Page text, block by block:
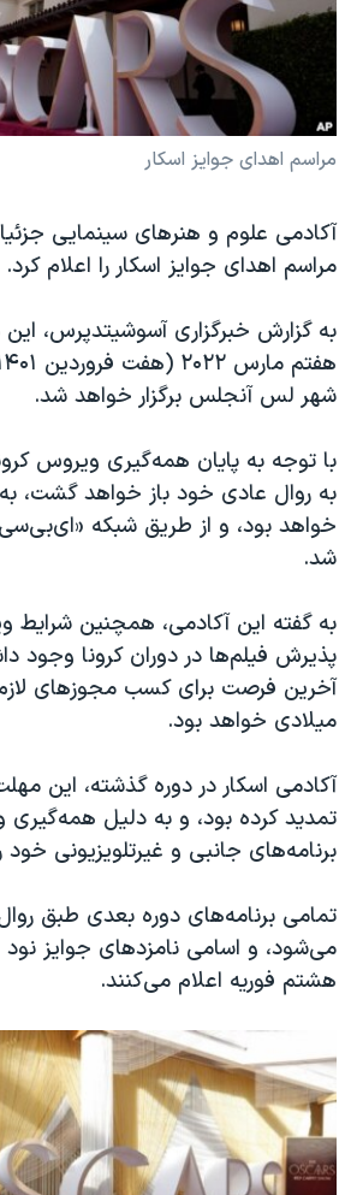
فرهنگ و زندگی
حقوق شهروندی
اقتصادی
علم و فناوری
گالری عکس
آرشیو پخش زنده
مستندها
انتخابات ریاست جمهوری آمریکا ۲۰۲۴
حمله جمهوری اسلامی به اسرائیل
رمز مهسا
اعتراضات زن، زندگی، آزادی
مجموعه مستندهای دادخواهی
تریبونال مردمی آبان ۹۸
دادگاه حمید نوری
چهل سال گروگان‌گیری
قانون شفافیت دارائی کادر رهبری ایران
اعتراضات مردمی آبان ۹۸
اسرائیل در جنگ
همایش محافظه‌کاران آمریکا «سی‌پک»
صفحه‌های ویژه
سفر پرزیدنت ترامپ به چین
دنبال کنید
مراسم اهدای جوایز اسکار
آکادمی علوم و هنرهای سینمایی
مراسم اهدای جوایز اسکار را اعلام کرد.
به گزارش خبرگزاری آسوشیتدپرس،
شهر لس آنجلس برگزار خواهد شد.
با توجه به پایان همه‌گیری ویروس
به روال عادی خود باز خواهد
خواهد بود، و از طریق شبکه
شد.
به گفته این آکادمی، همچنین شرایط
پذیرش فیلم‌ها در دوران کرونا وجود
آخرین فرصت برای کسب مجوزهای
میلادی خواهد بود.
آکادمی اسکار در دوره گذشته، این‌
تمدید کرده بود، و به دلیل همه‌گیری
برنامه‌های جانبی و غیرتلویزیونی خود
تمامی برنامه‌های دوره بعدی طبق روال
می‌شود، و اسامی نامزدهای جوایز نود
هشتم فوریه اعلام می‌کنند.